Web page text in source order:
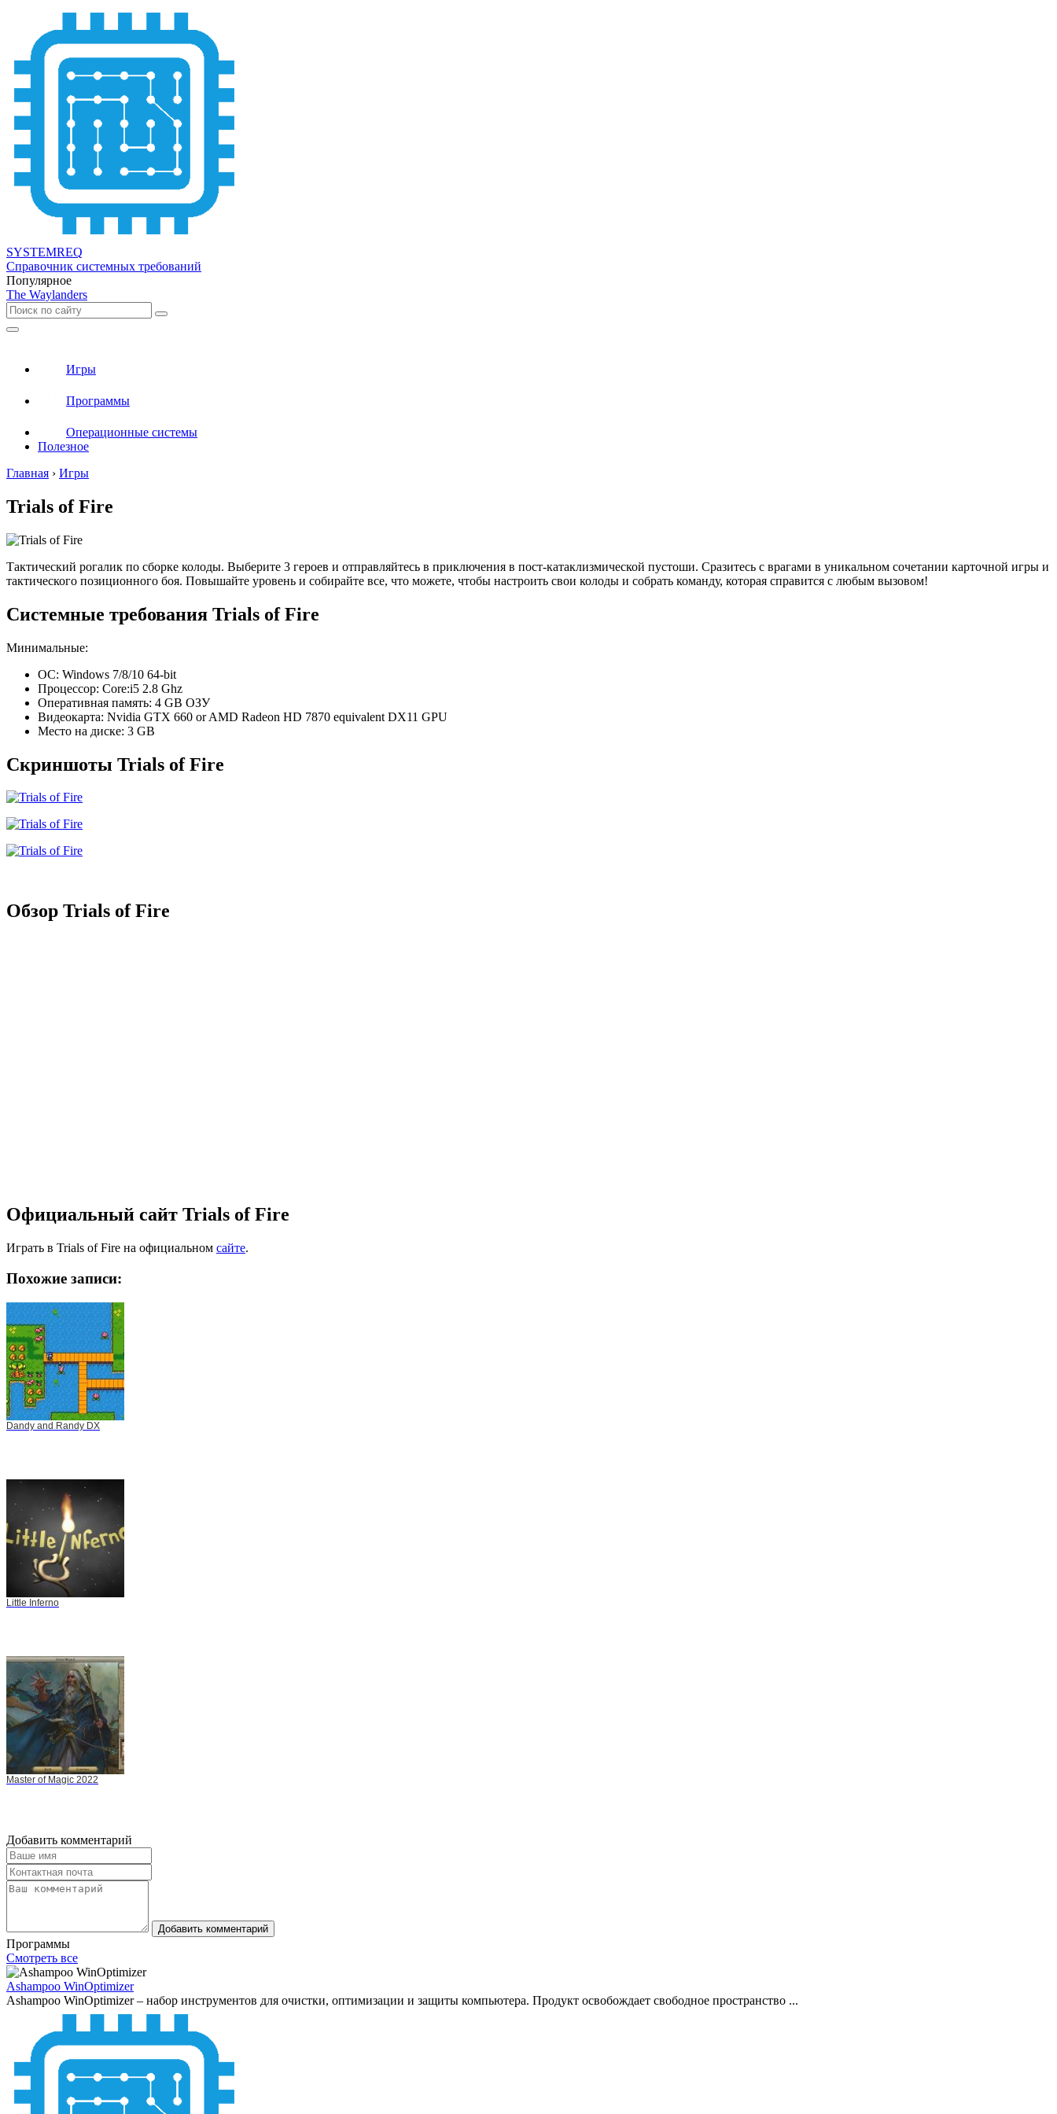
SYSTEMREQ
Справочник системных требований
Популярное
The Waylanders
Игры
Программы
Операционные системы
Полезное
Главная › Игры
Trials of Fire
Тактический рогалик по сборке колоды. Выберите 3 героев и отправляйтесь в приключения в пост-катаклизмической пустоши. Сразитесь с врагами в уникальном сочетании карточной игры и
тактического позиционного боя. Повышайте уровень и собирайте все, что можете, чтобы настроить свои колоды и собрать команду, которая справится с любым вызовом!
Системные требования Trials of Fire
Минимальные:
ОС: Windows 7/8/10 64-bit
Процессор: Core:i5 2.8 Ghz
Оперативная память: 4 GB ОЗУ
Видеокарта: Nvidia GTX 660 or AMD Radeon HD 7870 equivalent DX11 GPU
Место на диске: 3 GB
Скриншоты Trials of Fire
Обзор Trials of Fire
Официальный сайт Trials of Fire
Играть в Trials of Fire на официальном сайте.
Похожие записи:
Dandy and Randy DX
Little Inferno
Master of Magic 2022
Добавить комментарий
Добавить комментарий
Программы
Смотреть все
Ashampoo WinOptimizer
Ashampoo WinOptimizer – набор инструментов для очистки, оптимизации и защиты компьютера. Продукт освобождает свободное пространство ...